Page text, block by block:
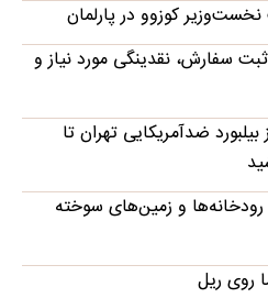
کوزوو در پارلمان
سفارش، نقدینگی مورد نیاز و
ضدآمریکایی تهران تا
و زمین‌های سوخته
روی ریل